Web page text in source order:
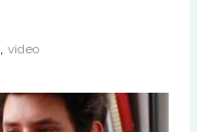
,video